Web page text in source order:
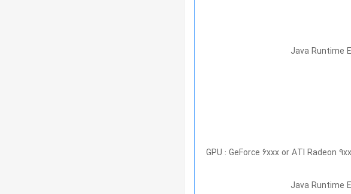
Java Runtime
GPU : GeForce 6xxx or ATI Radeon
Java Runtime